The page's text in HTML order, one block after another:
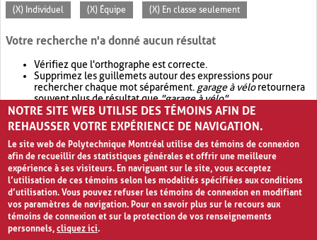
(X) Individuel (X) Équipe (X) En classe seulement
Votre recherche n'a donné aucun résultat
Vérifiez que l'orthographe est correcte.
Supprimez les guillemets autour des expressions pour
rechercher chaque mot séparément. garage à véloretournera
souvent plus de résultat que"garage à vélo".
Envisagez d'élargir votre recherche avec OR.garage OR vélo
retournera souvent plus de résultat quegarage à vélo
NOTRE SITE WEB UTILISE DES TÉMOINS AFIN DE
REHAUSSER VOTRE EXPÉRIENCE DE NAVIGATION.
Le site web de Polytechnique Montréal utilise des témoins de connexion
afin de recueillir des statistiques générales et offrir une meilleure
expérience à ses visiteurs. En naviguant sur le site, vous acceptez
l’utilisation de ces témoins selon les modalités spécifiées aux conditions
d’utilisation. Vous pouvez refuser les témoins de connexion en modifiant
vos paramètres de navigation. Pour en savoir plus sur le recours aux
témoins de connexion et sur la protection de vos renseignements
personnels,cliquez ici.